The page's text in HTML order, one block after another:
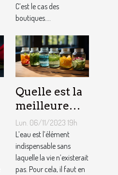
C’est le cas des
boutiques....
Quelle est la
meilleure
quantité
d’eau qu’il
faut au
quotidien ?
Lun. 06/11/2023 19h
L’eau est l’élément
indispensable sans
laquelle la vie n’existerait
pas. Pour cela, il faut en